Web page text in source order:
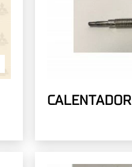
CALENTADOR